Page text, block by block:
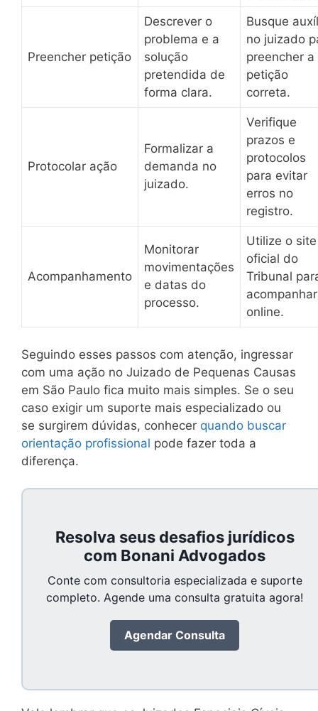
Preencher petição
Descrever o
problema e a
solução
pretendida de
forma clara.
Busque
no juizado
preencher a
petição
correta.
Protocolar ação
Formalizar a
demanda no
juizado.
Verifique
prazos e
protocolos
para evitar
erros no
registro.
Acompanhamento
Monitorar
movimentações
e datas do
processo.
Utilize o site
oficial do
Tribunal
acompanhar
online.
Seguindo esses passos com atenção, ingressar
com uma ação no Juizado de Pequenas Causas
em São Paulo fica muito mais simples. Se o seu
caso exigir um suporte mais especializado ou
se surgirem dúvidas, conhecer quando buscar
orientação profissional pode fazer toda a
diferença.
Resolva seus desafios jurídicos
com Bonani Advogados
Conte com consultoria especializada e suporte
completo. Agende uma consulta gratuita agora!
Agendar Consulta